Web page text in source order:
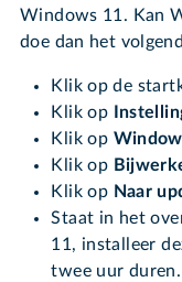
Windows 11. Kan
doe dan het
Klik op de
Klik op
Klik op
Klik op
Klik op Naar
Staat in het
11, installeer
twee uur